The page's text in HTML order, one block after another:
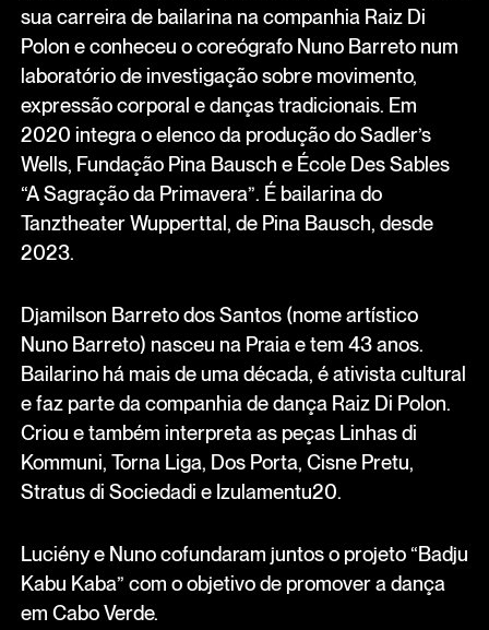
sua carreira de bailarina na companhia Raiz Di
Polon e conheceu o coreógrafo Nuno Barreto num
laboratório de investigação sobre movimento,
expressão corporal e danças tradicionais. Em
2020 integra o elenco da produção do Sadler’s
Wells, Fundação Pina Bausch e École Des Sables
“A Sagração da Primavera”. É bailarina do
Tanztheater Wupperttal, de Pina Bausch, desde
2023.
Djamilson Barreto dos Santos (nome artístico
Nuno Barreto) nasceu na Praia e tem 43 anos.
Bailarino há mais de uma década, é ativista cultural
e faz parte da companhia de dança Raiz Di Polon.
Criou e também interpreta as peças Linhas di
Kommuni, Torna Liga, Dos Porta, Cisne Pretu,
Stratus di Sociedadi e Izulamentu20.
Luciény e Nuno cofundaram juntos o projeto “Badju
Kabu Kaba” com o objetivo de promover a dança
em Cabo Verde.